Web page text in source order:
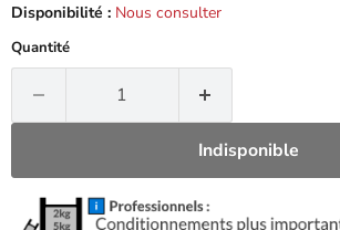
Disponibilité : Nous consulter
Quantité
Indisponible